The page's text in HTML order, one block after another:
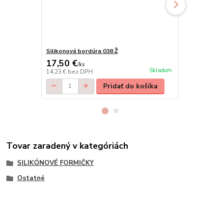
Silikonová bordúra 038 Ž
17,50 €/ks
14,23 € bez DPH Skladom
Pridať do košíka
Tovar zaradený v kategóriách
SILIKÓNOVÉ FORMIČKY
Ostatné